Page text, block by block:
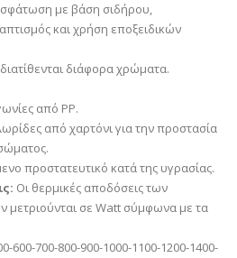
με βάση σιδήρου,
και χρήση εποξειδικών
διάφορα χρώματα.
από PP.
από χαρτόνι για την προστασία
προστατευτικό κατά της υγρασίας.
Οι θερμικές αποδόσεις των
μετριούνται σε Watt σύμφωνα με τα
600-700-800-900-1000-1100-1200-1400-